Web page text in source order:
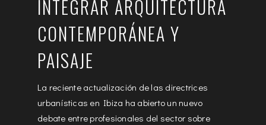
INTEGRAR ARQUITECTURA
CONTEMPORÁNEA Y
PAISAJE
La reciente actualización de las directrices
urbanísticas en Ibiza ha abierto un nuevo
debate entre profesionales del sector sobre